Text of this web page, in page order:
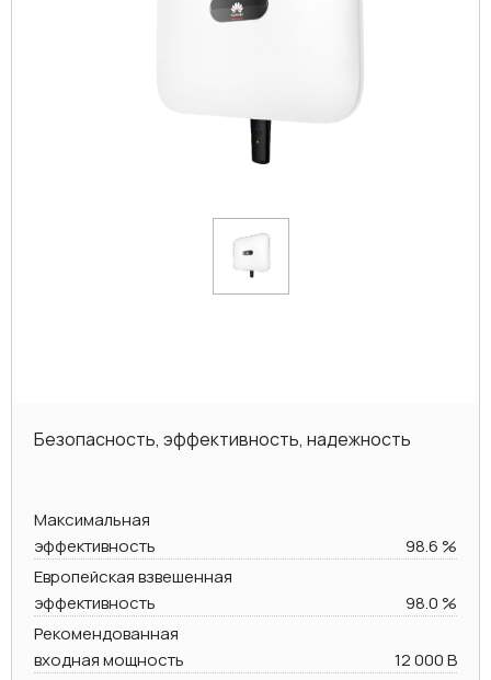
Безопасность, эффективность, надежность
Максимальная
эффективность
98.6 %
Европейская взвешенная
эффективность
98.0 %
Рекомендованная
входная мощность
12 000 В